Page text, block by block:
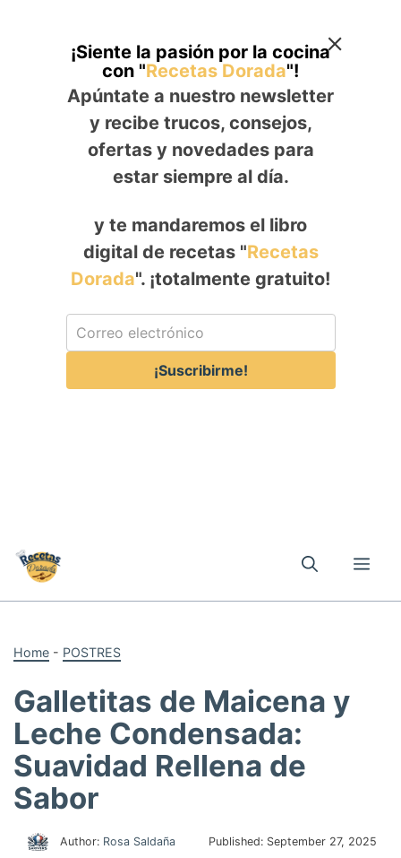
content
Home - POSTRES
Galletitas de Maicena y
Leche Condensada:
Suavidad Rellena de
Sabor
Author: Rosa Saldaña Published: September 27, 2025
¡Siente la pasión por la cocina
con "Recetas Dorada"!
Apúntate a nuestro newsletter
y recibe trucos, consejos,
ofertas y novedades para
estar siempre al día.
y te mandaremos el libro
digital de recetas "Recetas
Dorada". ¡totalmente gratuito!
¡Suscribirme!